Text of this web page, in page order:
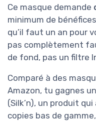
Ce masque demande
minimum de
qu’il faut un an pour
pas complètement
de fond, pas un filtre
Comparé à des
Amazon, tu gagnes
(Silk’n), un produit
copies bas de